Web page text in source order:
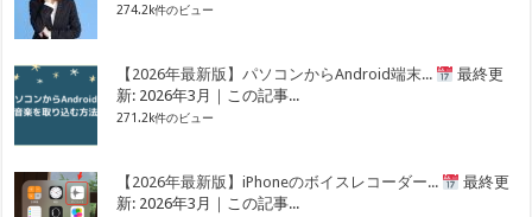
274.2k件のビュー
【2026年最新版】パソコンからAndroid端末...
最終更
新: 2026年3月｜この記事...
271.2k件のビュー
【2026年最新版】iPhoneのボイスレコーダー...
最終更
新: 2026年3月｜この記事...